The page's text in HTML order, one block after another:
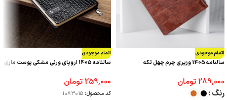
اتمام موجودی
سالنامه 1405 وزیری چرم چهل تکه
289,000تومان
رنگ
اتمام موجودی
سالنامه 1405 اروپای ورنی مشکی پوست ماری
259,000تومان
کد محصول:1083015